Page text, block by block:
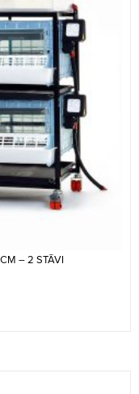
– 2 STĀVI